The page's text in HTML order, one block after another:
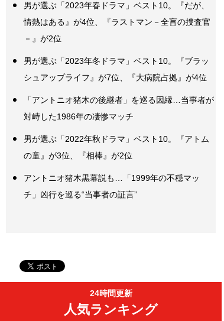
男が選ぶ「2023年春ドラマ」ベスト10。『だが、
情熱はある』が4位、『ラストマン－全盲の捜査官
－』が2位
男が選ぶ「2023年冬ドラマ」ベスト10。『ブラッ
シュアップライフ』が7位、『大病院占拠』が4位
「アントニオ猪木の後継者」を巡る因縁…当事者が
対峙した1986年の凄惨マッチ
男が選ぶ「2022年秋ドラマ」ベスト10。『アトム
の童』が3位、『相棒』が2位
アントニオ猪木黒幕説も…「1999年の不穏マッ
チ」凶行を巡る“当事者の証言”
24時間更新
人気ランキング